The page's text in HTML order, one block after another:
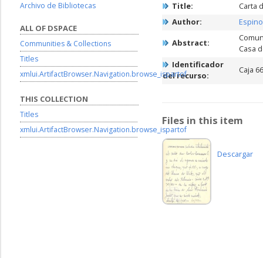
Title:
Carta
Author:
Abstract:
Casa
Identificador
del recurso:
Caja
Files in this item
Descargar
Archivo de Bibliotecas
ALL OF DSPACE
Communities & Collections
Titles
xmlui.ArtifactBrowser.Navigation.browse_ispartof
THIS COLLECTION
Titles
xmlui.ArtifactBrowser.Navigation.browse_ispartof